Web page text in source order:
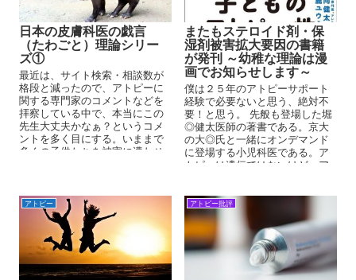
日本の皮膚科医の戯言
（たわごと）理論シリー
ズ①
最近は、サイト検索・相談数が
格段と減ったので、アトピーに
関する専門家のコメントなどを
拝察している中で、本当にこの
先生大丈夫かなぁ？というコメ
ントを多く目にする。いままで
多くの子供たちを被害に遭わせ
してゆこうと思う。
またもステロイド剤・保
湿剤被害拡大要因の書籍
が発刊 ～幼稚な理論は漫
画でお知らせします～
僕は２５年のアトピーサポート
経験で必要ないと思う、絶対不
要！と思う。 先般も登場した堀
◎健太医師の著書である。京大
の大◎氏と一緒にオンデマンド
に登場する小児科医である。ア
トピーは遺伝ではないけど、ア
出ない著書である。
アトピー アトピー批評